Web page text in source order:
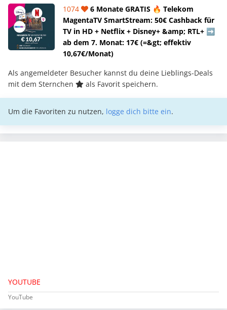
1074
6 Monate GRATIS 🔥 Telekom
MagentaTV SmartStream: 50€ Cashback für
TV in HD + Netflix + Disney+ &amp; RTL+ ➡️
ab dem 7. Monat: 17€ (=&gt; effektiv
10,67€/Monat)
Als angemeldeter Besucher kannst du deine Lieblings-Deals
mit dem Sternchen
als Favorit speichern.
Um die Favoriten zu nutzen, logge dich bitte ein.
YOUTUBE
YouTube